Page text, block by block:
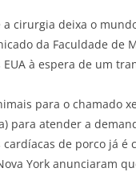
cirurgia deixa o
da Faculdade
à espera de um
para o chamado
para atender a
de porco já é
York anunciaram